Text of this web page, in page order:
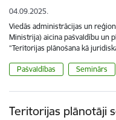
04.09.2025.
Viedās administrācijas un
Ministrija) aicina pašvaldību un
“Teritorijas plānošana kā
Pašvaldības Seminārs
Teritorijas plānotāji